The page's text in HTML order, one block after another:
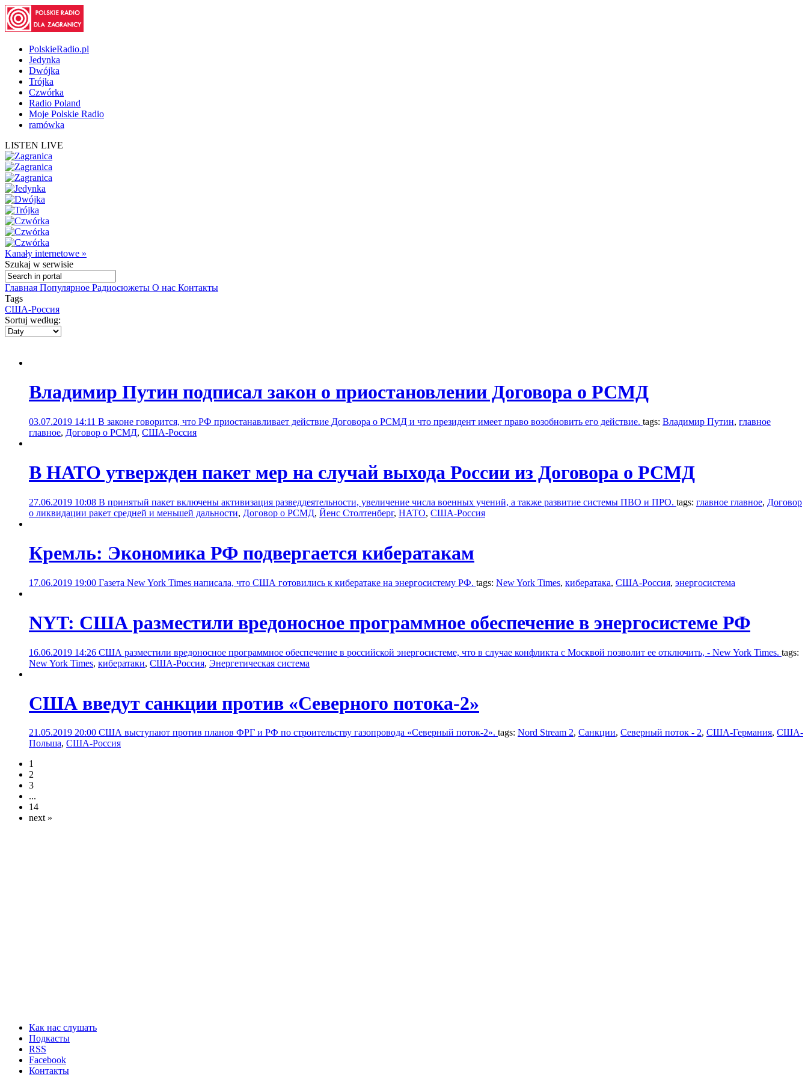
PolskieRadio.pl
Jedynka
Dwójka
Trójka
Czwórka
Radio Poland
Moje Polskie Radio
ramówka
LISTEN LIVE
Kanały internetowe »
Szukaj w serwisie
Главная Популярное Радиосюжеты О нас Контакты
Tags
США-Россия
Sortuj według:
Владимир Путин подписал закон о приостановлении Договора о РСМД
03.07.2019 14:11 В законе говорится, что РФ приостанавливает действие Договора о РСМД и что президент имеет право возобновить его действие. tags: Владимир Путин, главное
главное, Договор о РСМД, США-Россия
В НАТО утвержден пакет мер на случай выхода России из Договора о РСМД
27.06.2019 10:08 В принятый пакет включены активизация разведдеятельности, увеличение числа военных учений, а также развитие системы ПВО и ПРО. tags: главное главное, Договор
о ликвидации ракет средней и меньшей дальности, Договор о РСМД, Йенс Столтенберг, НАТО, США-Россия
Кремль: Экономика РФ подвергается кибератакам
17.06.2019 19:00 Газета New York Times написала, что США готовились к кибератаке на энергосистему РФ. tags: New York Times, кибератака, США-Россия, энергосистема
NYT: США разместили вредоносное программное обеспечение в энергосистеме РФ
16.06.2019 14:26 США разместили вредоносное программное обеспечение в российской энергосистеме, что в случае конфликта с Москвой позволит ее отключить, - New York Times. tags:
New York Times, кибератаки, США-Россия, Энергетическая система
США введут санкции против «Северного потока-2»
21.05.2019 20:00 США выступают против планов ФРГ и РФ по строительству газопровода «Северный поток-2». tags: Nord Stream 2, Санкции, Северный поток - 2, США-Германия, США-
Польша, США-Россия
1
2
3
...
14
next »
Как нас слушать
Подкасты
RSS
Facebook
Контакты